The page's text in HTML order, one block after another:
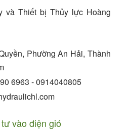
và Thiết bị Thủy lực Hoàng
Phường An Hải, Thành
6963 - 0914040805
vào điện gió